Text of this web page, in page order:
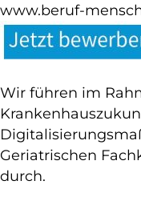
www.beruf-
Wir führen im
Geriatrischen
durch.